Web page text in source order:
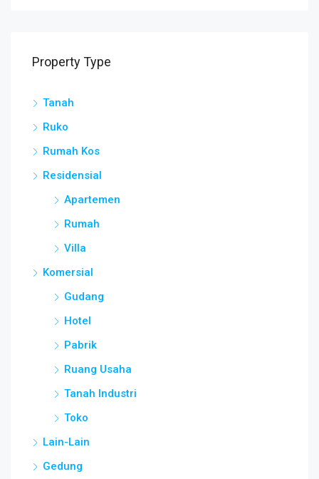
Property Type
Tanah
Ruko
Rumah Kos
Residensial
Apartemen
Rumah
Villa
Komersial
Gudang
Hotel
Pabrik
Ruang Usaha
Tanah Industri
Toko
Lain-Lain
Gedung